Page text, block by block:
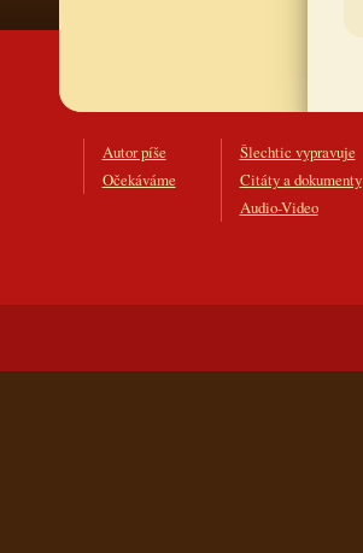
Autor píše
Očekáváme
Šlechtic vypravuje
Citáty a dokumenty
Audio-Video